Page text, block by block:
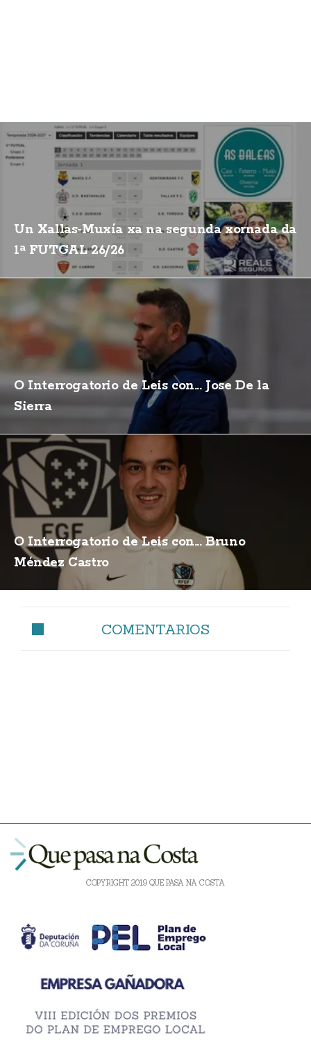
Un Xallas-Muxía xa na segunda xornada da
1ª FUTGAL 26/26
O Interrogatorio de Leis con... Jose De la
Sierra
O Interrogatorio de Leis con... Bruno
Méndez Castro
COMENTARIOS
COPYRIGHT 2019 QUE PASA NA COSTA